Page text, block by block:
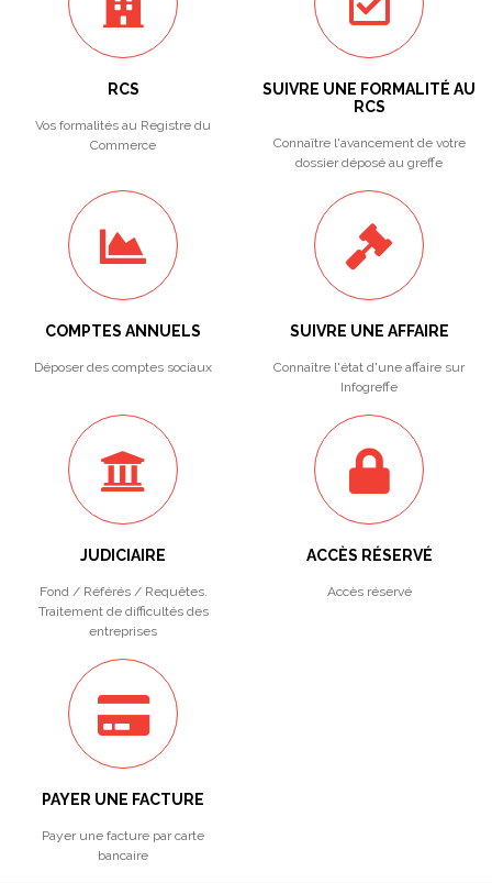
RCS
Vos formalités au Registre du
Commerce
SUIVRE UNE FORMALITÉ AU
RCS
Connaître l'avancement de votre
dossier déposé au greffe
COMPTES ANNUELS
Déposer des comptes sociaux
SUIVRE UNE AFFAIRE
Connaître l'état d'une affaire sur
Infogreffe
JUDICIAIRE
Fond / Référés / Requêtes.
Traitement de difficultés des
entreprises
ACCÈS RÉSERVÉ
Accès réservé
PAYER UNE FACTURE
Payer une facture par carte
bancaire